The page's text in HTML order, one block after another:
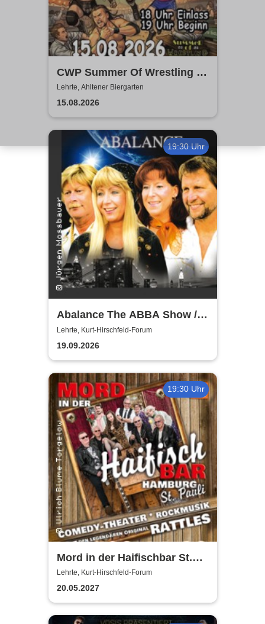
CWP Summer Of Wrestling -
Open Air
Lehrte, Ahltener Biergarten
15.08.2026
19:30 Uhr
Abalance The ABBA Show /
Revival Show - a tribute to
ABBA
Lehrte, Kurt-Hirschfeld-Forum
19.09.2026
19:30 Uhr
Mord in der Haifischbar St.
Pauli - Theater IK's & The
Rattles - Theater & Musik
Lehrte, Kurt-Hirschfeld-Forum
20.05.2027